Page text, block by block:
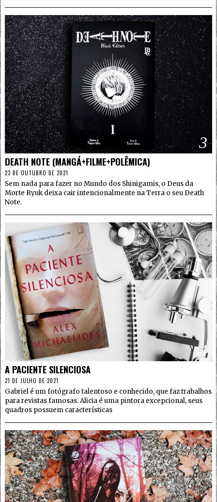
3
DEATH NOTE (MANGÁ+FILME+POLÊMICA)
23 DE OUTUBRO DE 2021
Sem nada para fazer no Mundo dos Shinigamis, o Deus da
Morte Ryuk deixa cair intencionalmente na Terra o seu Death
Note.
4
A PACIENTE SILENCIOSA
21 DE JULHO DE 2021
Gabriel é um fotógrafo talentoso e conhecido, que faz trabalhos
para revistas famosas. Alicia é uma pintora excepcional, seus
quadros possuem características